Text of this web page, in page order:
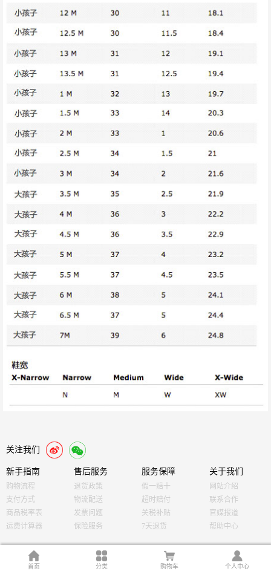
关注我们
新手指南
购物流程
支付方式
商品税率表
运费计算器
售后服务
退货政策
物流配送
发票问题
保险服务
服务保障
假一赔十
超时赔付
关税补贴
7天退货
关于我们
网站介绍
联系合作
官媒报道
帮助中心
首页 分类 购物车 个人中心